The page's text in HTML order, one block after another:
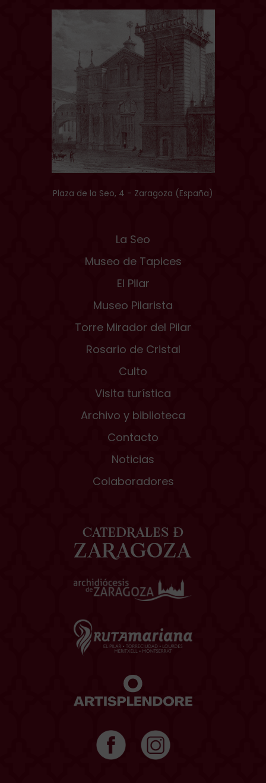
Plaza de la Seo, 4 - Zaragoza (España)
La Seo
Museo de Tapices
El Pilar
Museo Pilarista
Torre Mirador del Pilar
Rosario de Cristal
Culto
Visita turística
Archivo y biblioteca
Contacto
Noticias
Colaboradores